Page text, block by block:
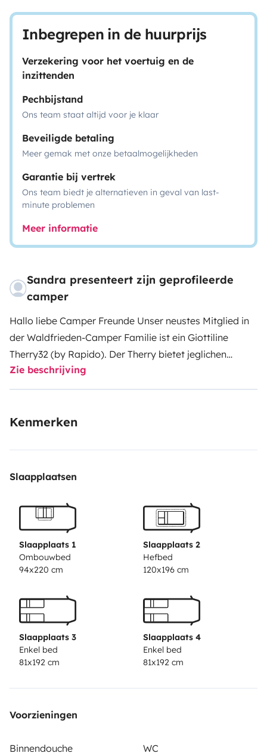
Inbegrepen in de huurprijs
Verzekering voor het voertuig en de
inzittenden
Pechbijstand
Ons team staat altijd voor je klaar
Beveiligde betaling
Meer gemak met onze betaalmogelijkheden
Garantie bij vertrek
Ons team biedt je alternatieven in geval van last-
minute problemen
Meer informatie
Sandra presenteert zijn geprofileerde
camper
Hallo liebe Camper Freunde Unser neustes Mitglied in
der Waldfrieden-Camper Familie ist ein Giottiline
Therry32 (by Rapido). Der Therry bietet jeglichen
Komfort, den man sich nur vorstellen kann, neben
einem Backofen (Gasbetrieb), einer Abzugshaube,
noch viele sinnvolle Dinge die das Camper Leben
sowie ein extra auf Wohnmobile abgestimmtes
(ein 5. Schlafplatz kann auf der Linette hergerichtet
werden) Alle unsere Wohnmobile haben eine
Vollausstattung und werden mit Bettwäsche, voll
eingerichtete Küche mit Kaffeemaschine und Geschirr
vermietet. Für den Außenbereich haben Sie ein
Eine 11kg Gasflasche, Wasserschlauch sowie
Kabeltrommel, CEE Adapter, Verlängerungskabel und
vieles mehr werden Ihnen ihren Urlaub erleichtern. Bei
der Abholung erhalten Sie von uns eine umfangreiche
während Ihres Urlaubes für sie telefonisch erreichbar
Outdoraktivisten befindet sich am Heck ein
Zie beschrijving
Kenmerken
Slaapplaatsen
Slaapplaats 1
Ombouwbed
94x220 cm
Slaapplaats 2
Hefbed
120x196 cm
Slaapplaats 3
Enkel bed
81x192 cm
Slaapplaats 4
Enkel bed
81x192 cm
Voorzieningen
Binnendouche WC